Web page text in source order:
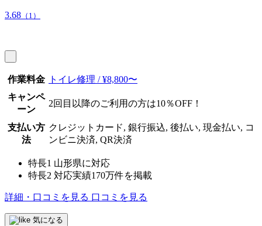
3.68 （1）
作業料金
トイレ修理 / ¥8,800〜
キャンペ
ーン
2回目以降のご利用の方は10％OFF！
支払い方
法
クレジットカード, 銀行振込, 後払い, 現金払い, コ
ンビニ決済, QR決済
特長1 山形県に対応
特長2 対応実績170万件を掲載
詳細・口コミを見る 口コミを見る
気になる